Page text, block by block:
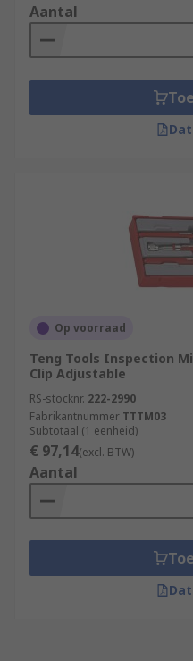
Aantal
Op voorraad
Teng Tools Inspection
Clip Adjustable
RS-stocknr. 222-2990
Fabrikantnummer TTTM03
Subtotaal (1 eenheid)
€ 97,14(excl. BTW)
Aantal